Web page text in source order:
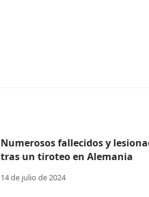
Numerosos fallecidos y
tras un tiroteo en Alemania
14 de julio de 2024